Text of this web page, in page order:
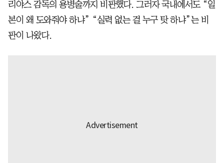
리야스 감독의 용병술까지 비판했다. 그러자 국내에서도 “일
본이 왜 도와줘야 하냐” “실력 없는 걸 누구 탓 하냐”는 비
판이 나왔다.